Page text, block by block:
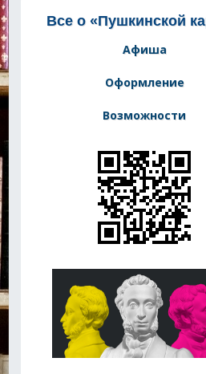
Все о «Пушкинской
Афиша
Оформление
Возможности